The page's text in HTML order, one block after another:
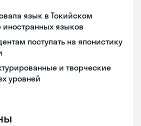
язык в Токийском
иностранных языков
поступать на японистику
и творческие
уровней